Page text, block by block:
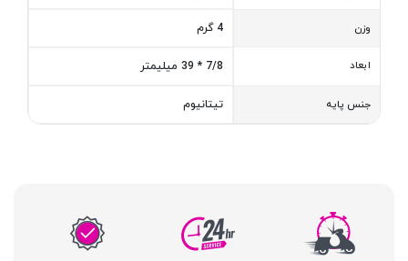
وزن 4 گرم
ابعاد 7/8 * 39 میلیمتر
جنس پایه تیتانیوم